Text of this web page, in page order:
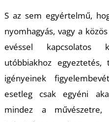
S az sem egyértelmű,
nyomhagyás, vagy a
evéssel kapcsolatos
utóbbiakhoz
igényeinek
esetleg csak egyéni
mindez a művészetre,